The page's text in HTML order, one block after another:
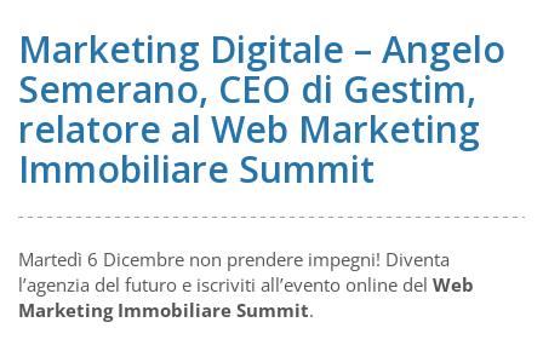
Marketing Digitale – Angelo
Semerano, CEO di Gestim,
relatore al Web Marketing
Immobiliare Summit
Martedì 6 Dicembre non prendere impegni! Diventa
l’agenzia del futuro e iscriviti all’evento online del Web
Marketing Immobiliare Summit.